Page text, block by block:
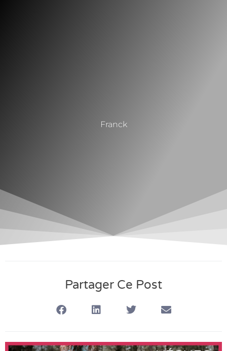
Franck
Partager Ce Post